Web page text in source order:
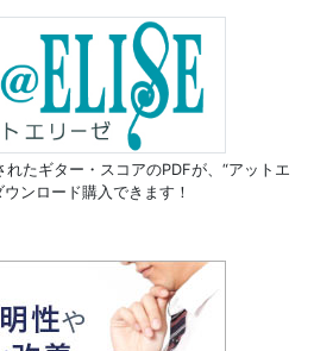
たギター・スコアのPDFが、 “アットエ
ウンロード購入できます！